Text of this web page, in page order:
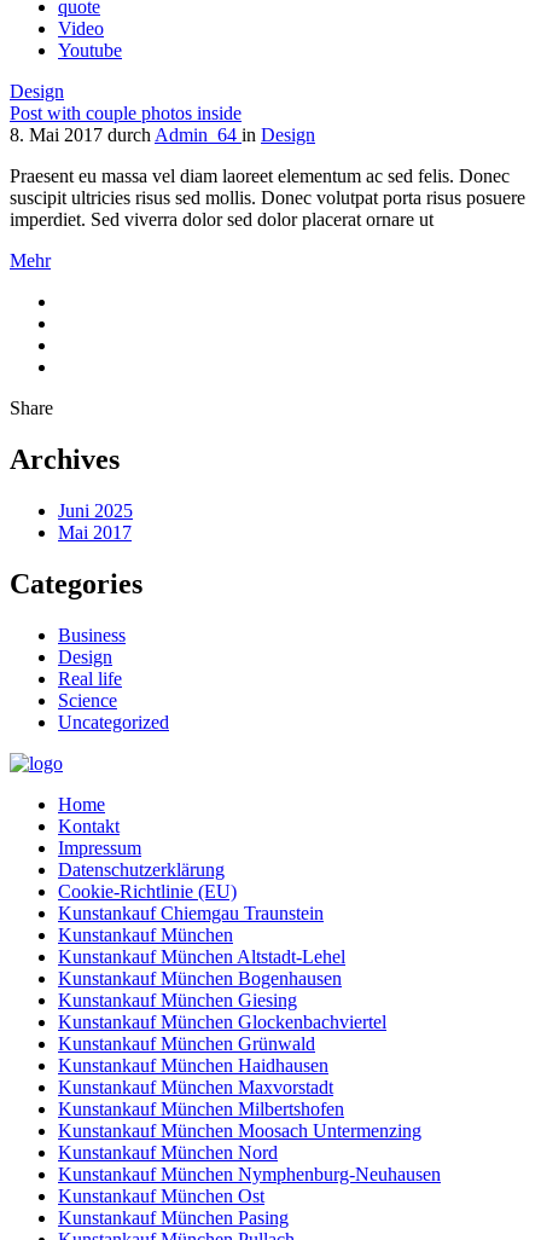
quote
Video
Youtube
Design
Post with couple photos inside
8. Mai 2017 durchAdmin_64 in Design
Praesent eu massa vel diam laoreet elementum ac sed felis. Donec
suscipit ultricies risus sed mollis. Donec volutpat porta risus posuere
imperdiet. Sed viverra dolor sed dolor placerat ornare ut
Mehr
Share
Archives
Juni 2025
Mai 2017
Categories
Business
Design
Real life
Science
Uncategorized
Home
Kontakt
Impressum
Datenschutzerklärung
Cookie-Richtlinie (EU)
Kunstankauf Chiemgau Traunstein
Kunstankauf München
Kunstankauf München Altstadt-Lehel
Kunstankauf München Bogenhausen
Kunstankauf München Giesing
Kunstankauf München Glockenbachviertel
Kunstankauf München Grünwald
Kunstankauf München Haidhausen
Kunstankauf München Maxvorstadt
Kunstankauf München Milbertshofen
Kunstankauf München Moosach Untermenzing
Kunstankauf München Nord
Kunstankauf München Nymphenburg-Neuhausen
Kunstankauf München Ost
Kunstankauf München Pasing